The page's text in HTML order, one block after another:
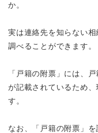
か。
実は連絡先を知らない
調べることができます。
「戸籍の附票」には、
が記載されているため
す。
なお、「戸籍の附票」